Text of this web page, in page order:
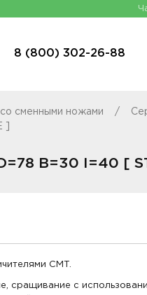
8 (800) 302-26-88
сменными ножами
]
B=30 I=40 [
CMT.
сращивание с